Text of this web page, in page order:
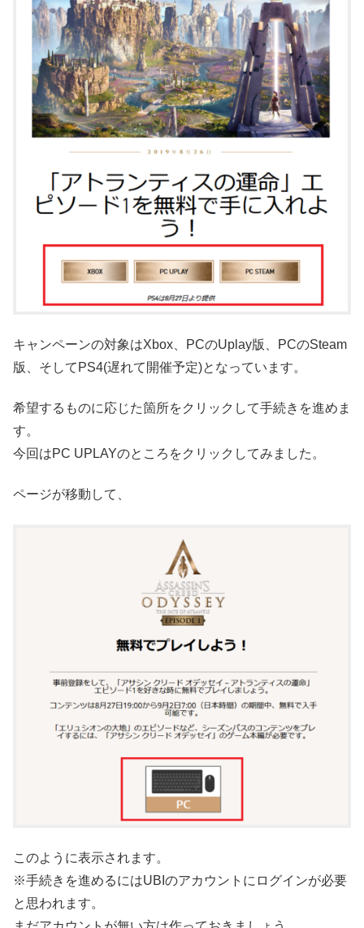
キャンペーンの対象はXbox、PCのUplay版、PCのSteam
版、そしてPS4(遅れて開催予定)となっています。
希望するものに応じた箇所をクリックして手続きを進めま
す。
今回はPC UPLAYのところをクリックしてみました。
ページが移動して、
このように表示されます。
※手続きを進めるにはUBIのアカウントにログインが必要
と思われます。